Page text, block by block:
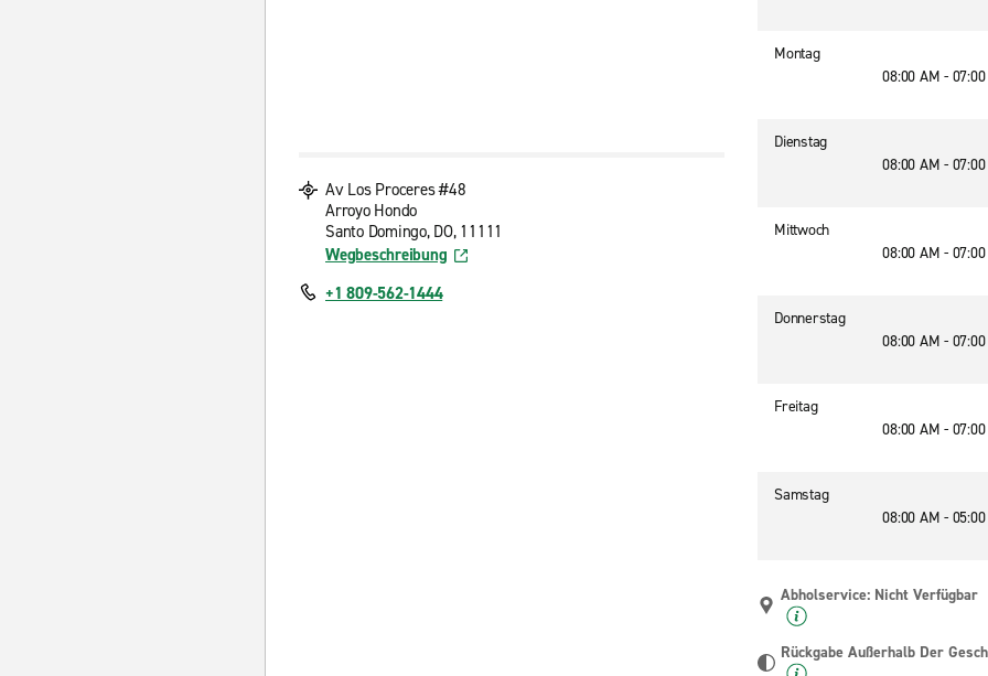
Av Los Proceres #48
Arroyo Hondo
Santo Domingo, DO, 11111
Wegbeschreibung
+1 809-562-1444
Montag
08:00 AM -
Dienstag
08:00 AM -
Mittwoch
08:00 AM -
Donnerstag
08:00 AM -
Freitag
08:00 AM -
Samstag
08:00 AM -
Abholservice: Nicht Verfügbar
Rückgabe Außerhalb Der